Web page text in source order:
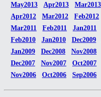
May2013
Apr2013 Mar2013
Apr2012
Mar2012 Feb2012
Mar2011
Feb2011 Jan2011
Feb2010
Jan2010 Dec2009
Jan2009
Dec2008 Nov2008
Dec2007
Nov2007 Oct2007
Nov2006
Oct2006 Sep2006